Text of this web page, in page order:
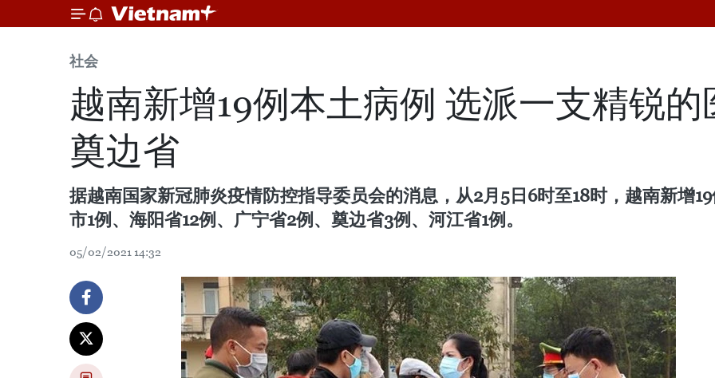
社会
越南新增19例本土病例 选派一支精锐
奠边省
据越南国家新冠肺炎疫情防控指导委员会的消息，从2月5日6时至18时，越南新增
市1例、海阳省12例、广宁省2例、奠边省3例、河江省1例。
05/02/2021 14:32